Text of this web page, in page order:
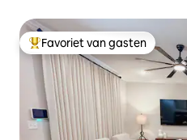
Topfavoriet van gasten
Favoriet van gasten